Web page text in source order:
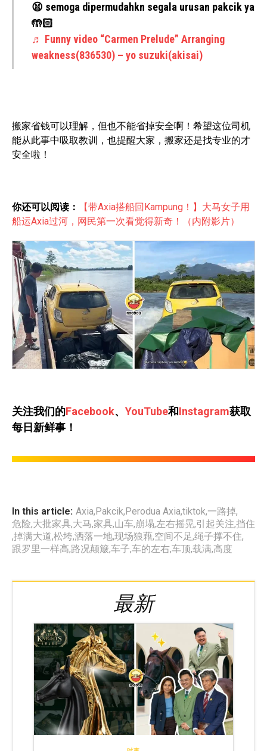
😫 semoga dipermudahkn segala urusan pakcik ya
🤲🏻
♬ Funny video “Carmen Prelude” Arranging
weakness(836530) – yo suzuki(akisai)
搬家省钱可以理解，但也不能省掉安全啊！希望这位司机
能从此事中吸取教训，也提醒大家，搬家还是找专业的才
安全啦！
你还可以阅读：
【带Axia搭船回Kampung！】大马女子用
船运Axia过河，网民第一次看觉得新奇！（内附影片）
关注我们的Facebook、 YouTube和Instagram获取
每日新鲜事！
In this article: Axia,Pakcik,Perodua Axia,tiktok,一路掉,
危险,大批家具,大马,家具,山车,崩塌,左右摇晃,引起关注,挡住
,掉满大道,松垮,洒落一地,现场狼藉,空间不足,绳子撑不住,
跟罗里一样高,路况颠簸,车子,车的左右,车顶,载满,高度
最新